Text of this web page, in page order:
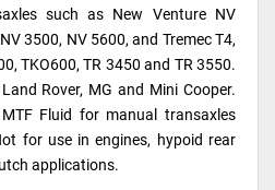
such as New Venture NV
3500, NV 5600, and Tremec T4,
TKO600, TR 3450 and TR 3550.
Rover, MG and Mini Cooper.
Fluid for manual transaxles
for use in engines, hypoid rear
applications.